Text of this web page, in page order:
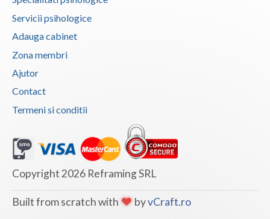
Servicii psihologice
Adauga cabinet
Zona membri
Ajutor
Contact
Termeni si conditii
Copyright 2026 Reframing SRL
Built from scratch with byvCraft.ro